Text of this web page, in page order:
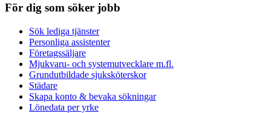
För dig som söker jobb
Sök lediga tjänster
Personliga assistenter
Företagssäljare
Mjukvaru- och systemutvecklare m.fl.
Grundutbildade sjuksköterskor
Städare
Skapa konto & bevaka sökningar
Lönedata per yrke